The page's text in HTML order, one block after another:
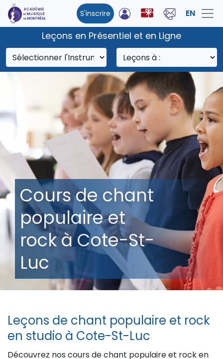
S'inscrire EN
Leçons en Présentiel et en Ligne
Cours de chant
populaire et
rock à Cote-St-
Luc
Leçons de chant populaire et rock
en studio à Cote-St-Luc
Découvrez nos cours de chant populaire et rock en